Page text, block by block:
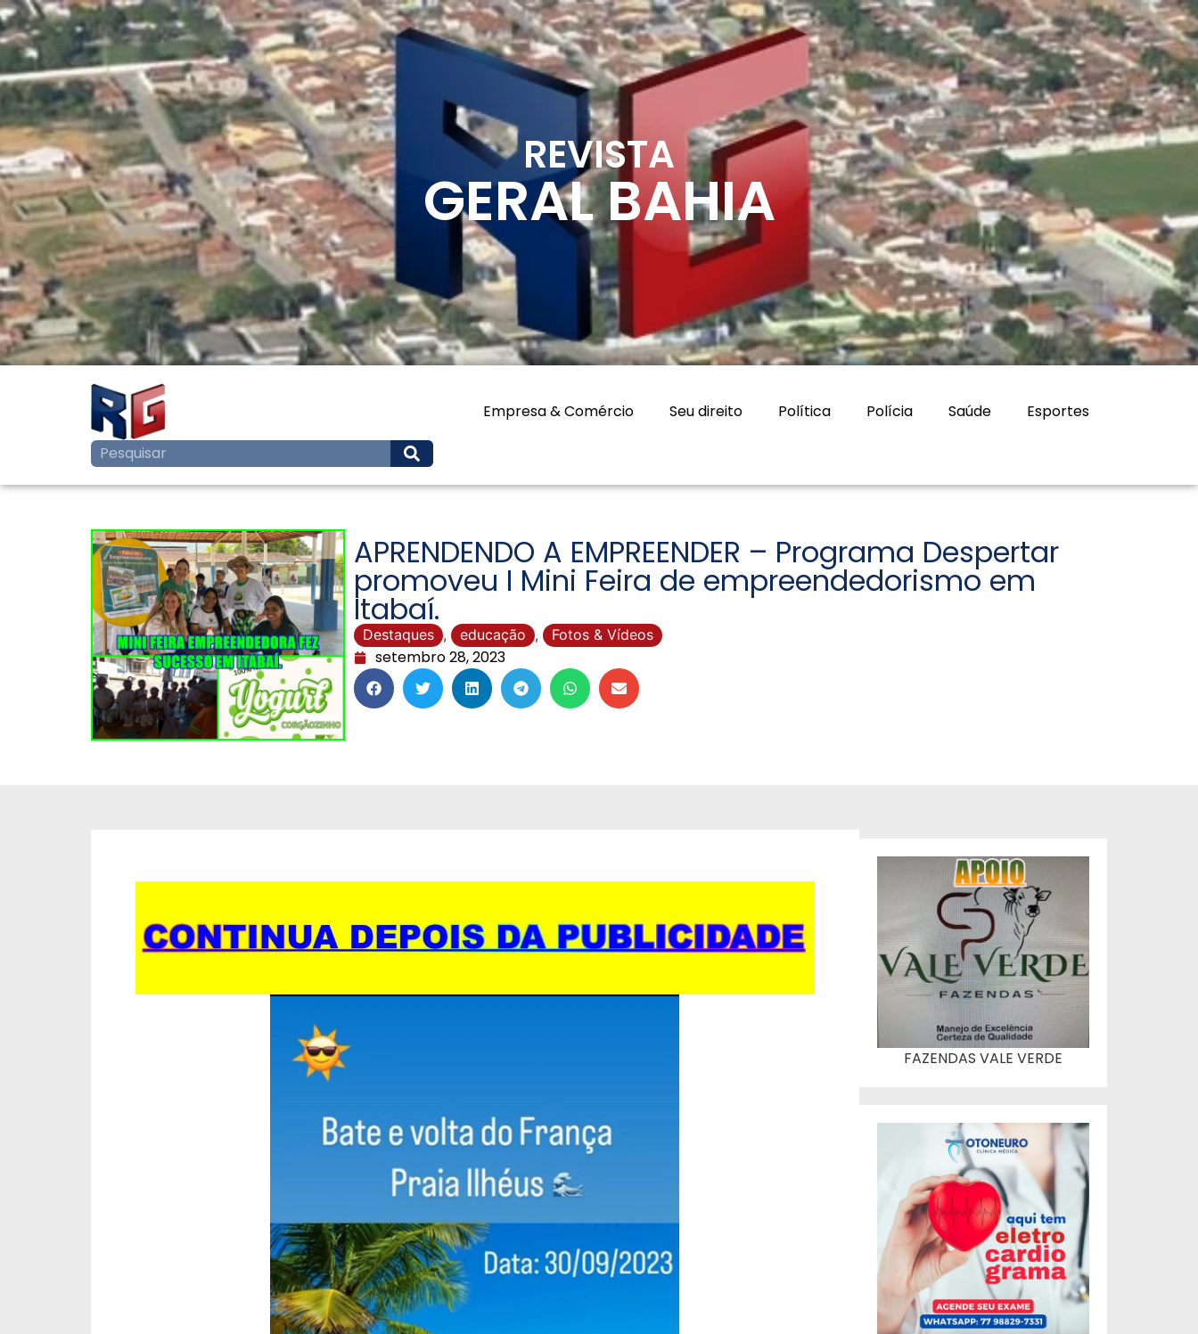
REVISTA
GERAL BAHIA
Empresa & Comércio Seu direito Política Polícia Saúde Esportes
APRENDENDO A EMPREENDER – Programa Despertar
promoveu I Mini Feira de empreendedorismo em
Itabaí.
Destaques , educação , Fotos & Vídeos
setembro 28, 2023
FAZENDAS VALE VERDE